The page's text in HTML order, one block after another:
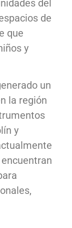
del
de
que
y
un
la región
y